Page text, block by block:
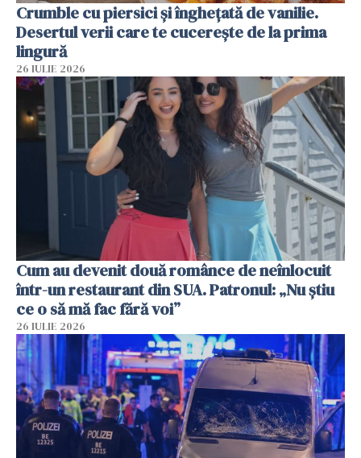
Crumble cu piersici și înghețată de vanilie.
Desertul verii care te cucerește de la prima
lingură
26 IULIE 2026
Cum au devenit două românce de neînlocuit
într-un restaurant din SUA. Patronul: „Nu știu
ce o să mă fac fără voi”
26 IULIE 2026